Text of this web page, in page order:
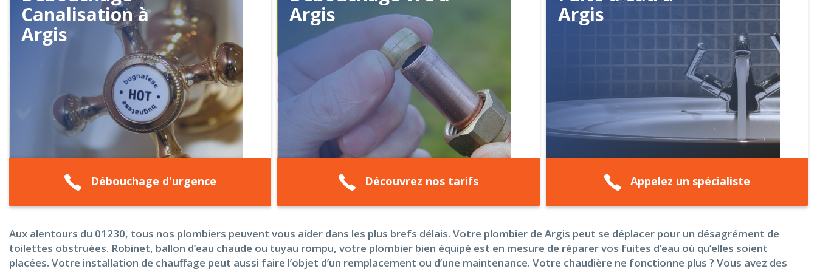
Canalisation à
Argis
Débouchage d'urgence
Argis
Découvrez nos tarifs
Argis
Appelez un spécialiste
Aux alentours du 01230, tous nos plombiers peuvent vous aider dans les plus brefs délais. Votre plombier de Argis peut se déplacer pour un désagrément de
toilettes obstruées. Robinet, ballon d’eau chaude ou tuyau rompu, votre plombier bien équipé est en mesure de réparer vos fuites d’eau où qu’elles soient
placées. Votre installation de chauffage peut aussi faire l’objet d’un remplacement ou d’une maintenance. Votre chaudière ne fonctionne plus ? Vous avez des